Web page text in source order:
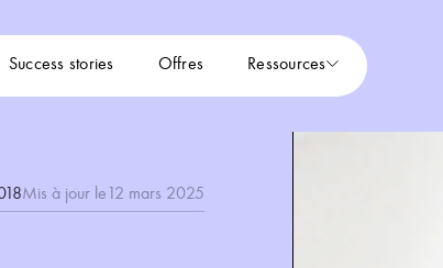
Success stories Offres Ressources
Mis à jour le 12 mars 2025